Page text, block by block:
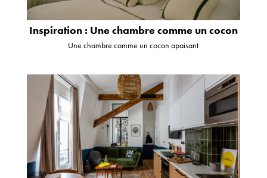
Inspiration : Une chambre comme un cocon
Une chambre comme un cocon apaisant